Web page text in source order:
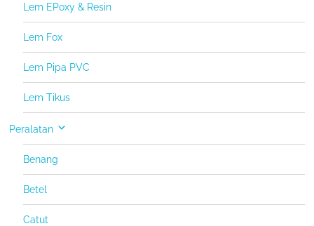
Lem EPoxy & Resin
Lem Fox
Lem Pipa PVC
Lem Tikus
Peralatan
Benang
Betel
Catut